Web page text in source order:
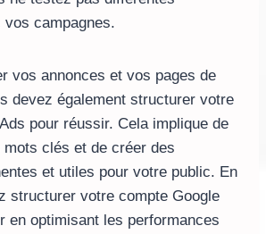
campagnes.
vos annonces et vos pages de
devez également structurer votre
pour réussir. Cela implique de
clés et de créer des
et utiles pour votre public. En
structurer votre compte Google
en optimisant les performances